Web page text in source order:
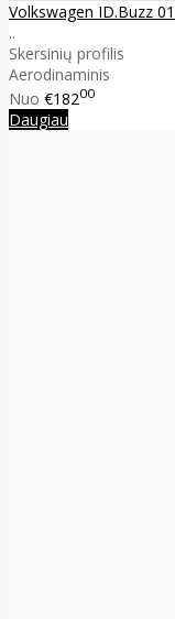
Volkswagen ID.Buzz
..
Skersinių profilis
Aerodinaminis
Nuo €18200
Daugiau